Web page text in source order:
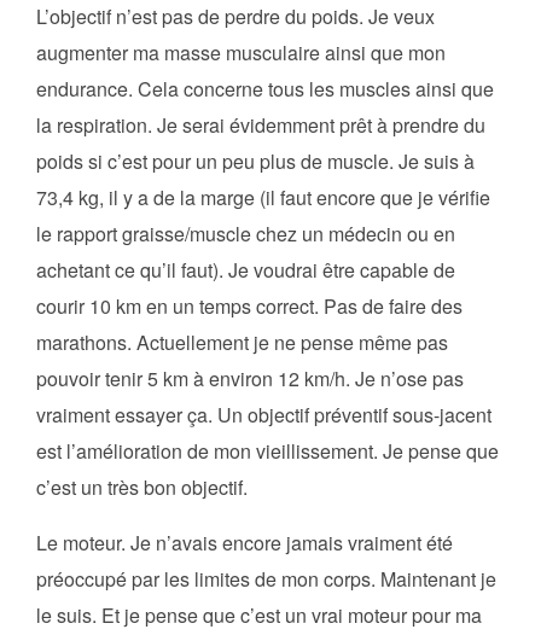
L’objectif n’est pas de perdre du poids. Je veux
augmenter ma masse musculaire ainsi que mon
endurance. Cela concerne tous les muscles ainsi que
la respiration. Je serai évidemment prêt à prendre du
poids si c’est pour un peu plus de muscle. Je suis à
73,4 kg, il y a de la marge (il faut encore que je vérifie
le rapport graisse/muscle chez un médecin ou en
achetant ce qu’il faut). Je voudrai être capable de
courir 10 km en un temps correct. Pas de faire des
marathons. Actuellement je ne pense même pas
pouvoir tenir 5 km à environ 12 km/h. Je n’ose pas
vraiment essayer ça. Un objectif préventif sous-jacent
est l’amélioration de mon vieillissement. Je pense que
c’est un très bon objectif.
Le moteur. Je n’avais encore jamais vraiment été
préoccupé par les limites de mon corps. Maintenant je
le suis. Et je pense que c’est un vrai moteur pour ma